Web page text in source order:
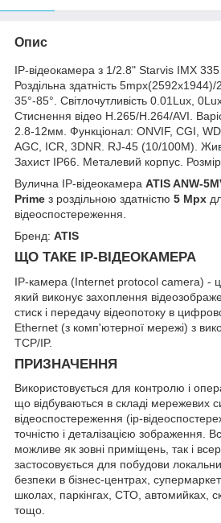
Опис
IP-відеокамера з 1/2.8" Starvis IMX
Роздільна здатність
35°-85°. Світлочутливість 0.01Lux,
Стиснення відео H.265/H.264/AVI.
2.8-12мм. Функціонал: ONVIF, CGI,
AGC, ICR, 3DNR. RJ-45 (10/100M).
Захист IP66. Металевий корпус.
Вулична IP-відеокамера ATIS ANW-
Prime з роздільною здатністю 5 Mpx
відеоспостереження.
Бренд: ATIS
ЩО ТАКЕ IP-ВІДЕОКАМЕРА
IP-камера (Internet protocol camera) -
який виконує захоплення
стиск і передачу відеопотоку в
Ethernet (з комп'ютерної мережі) з
TCP/IP.
ПРИЗНАЧЕННЯ
Використовується для контролю і
що відбуваються в складі мережевих
відеоспостереження (ip-
точністю і деталізацією зображення.
можливе як зовні приміщень, так і
застосовується для побудови
безпеки в бізнес-центрах,
школах, паркінгах, СТО, автомийках,
тощо.